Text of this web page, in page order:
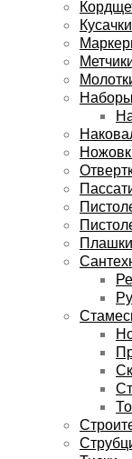
Наборы
Плашки